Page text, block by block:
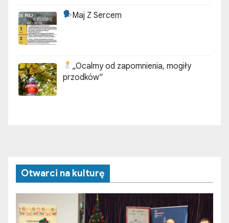
Maj Z Sercem
„Ocalmy od zapomnienia, mogiły
przodków”
Otwarci na kulturę